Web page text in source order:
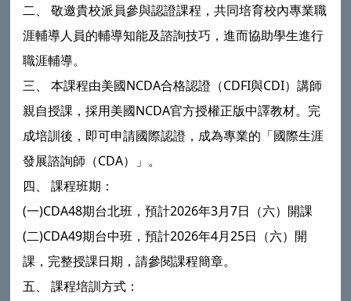
二、 敬邀貴校派員參與認證課程，共同培育校內專業職
涯輔導人員的輔導知能及諮詢技巧，進而協助學生進行
職涯輔導。
三、 本課程由美國NCDA合格認證（CDFI與CDI）講師
親自授課，採用美國NCDA官方授權正版中譯教材。完
成培訓後，即可申請國際認證，成為專業的「國際生涯
發展諮詢師（CDA）」。
四、 課程班期：
(一)CDA48期台北班，預計2026年3月7日（六）開課
(二)CDA49期台中班，預計2026年4月25日（六）開
課，完整授課日期，請參閱課程簡章。
五、 課程培訓方式：